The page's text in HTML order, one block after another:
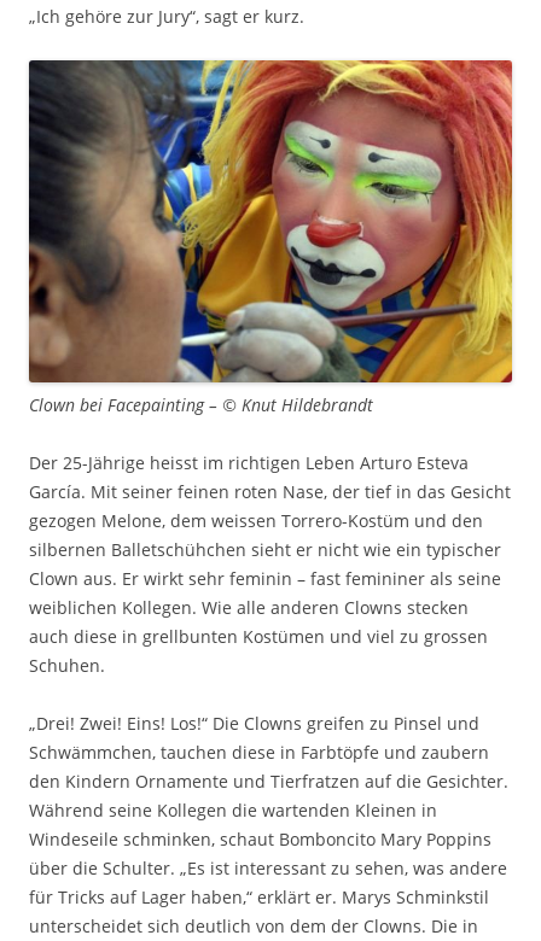
„Ich gehöre zur Jury“, sagt er kurz.
Clown bei Facepainting – © Knut Hildebrandt
Der 25-Jährige heisst im richtigen Leben Arturo Esteva
García. Mit seiner feinen roten Nase, der tief in das Gesicht
gezogen Melone, dem weissen Torrero-Kostüm und den
silbernen Balletschühchen sieht er nicht wie ein typischer
Clown aus. Er wirkt sehr feminin – fast femininer als seine
weiblichen Kollegen. Wie alle anderen Clowns stecken
auch diese in grellbunten Kostümen und viel zu grossen
Schuhen.
„Drei! Zwei! Eins! Los!“ Die Clowns greifen zu Pinsel und
Schwämmchen, tauchen diese in Farbtöpfe und zaubern
den Kindern Ornamente und Tierfratzen auf die Gesichter.
Während seine Kollegen die wartenden Kleinen in
Windeseile schminken, schaut Bomboncito Mary Poppins
über die Schulter. „Es ist interessant zu sehen, was andere
für Tricks auf Lager haben,“ erklärt er. Marys Schminkstil
unterscheidet sich deutlich von dem der Clowns. Die in